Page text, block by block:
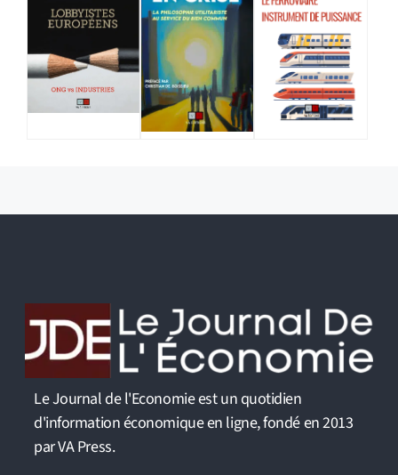
Le Journal de l'Economie est un quotidien
d'information économique en ligne, fondé en 2013
par VA Press.